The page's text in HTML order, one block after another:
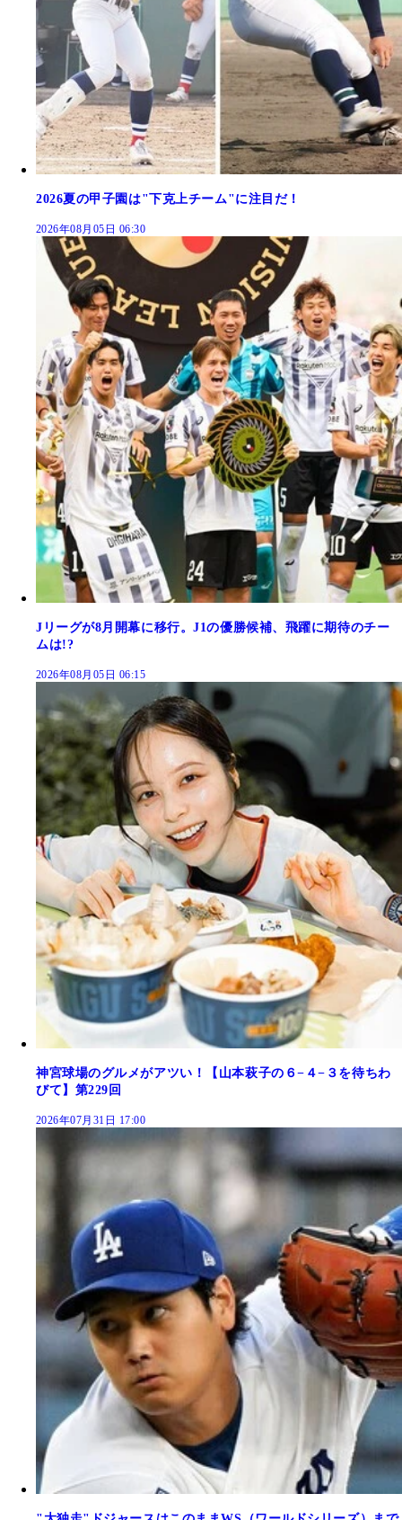
2026夏の甲子園は"下克上チーム"に注目だ！
2026年08月05日 06:30
Jリーグが8月開幕に移行。J1の優勝候補、飛躍に期待のチー
ムは!?
2026年08月05日 06:15
神宮球場のグルメがアツい！【山本萩子の６−４−３を待ちわ
びて】第229回
2026年07月31日 17:00